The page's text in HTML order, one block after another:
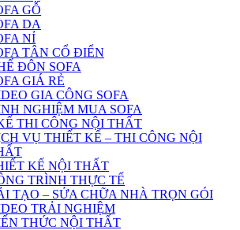
GỖ
DA
NỈ
TÂN CỔ ĐIỂN
ĐÔN SOFA
GIÁ RẺ
GIA CÔNG SOFA
NGHIỆM MUA SOFA
THI CÔNG NỘI THẤT
VỤ THIẾT KẾ – THI CÔNG NỘI
KẾ NỘI THẤT
TRÌNH THỰC TẾ
TẠO – SỬA CHỮA NHÀ TRỌN GÓI
TRẢI NGHIỆM
THỨC NỘI THẤT